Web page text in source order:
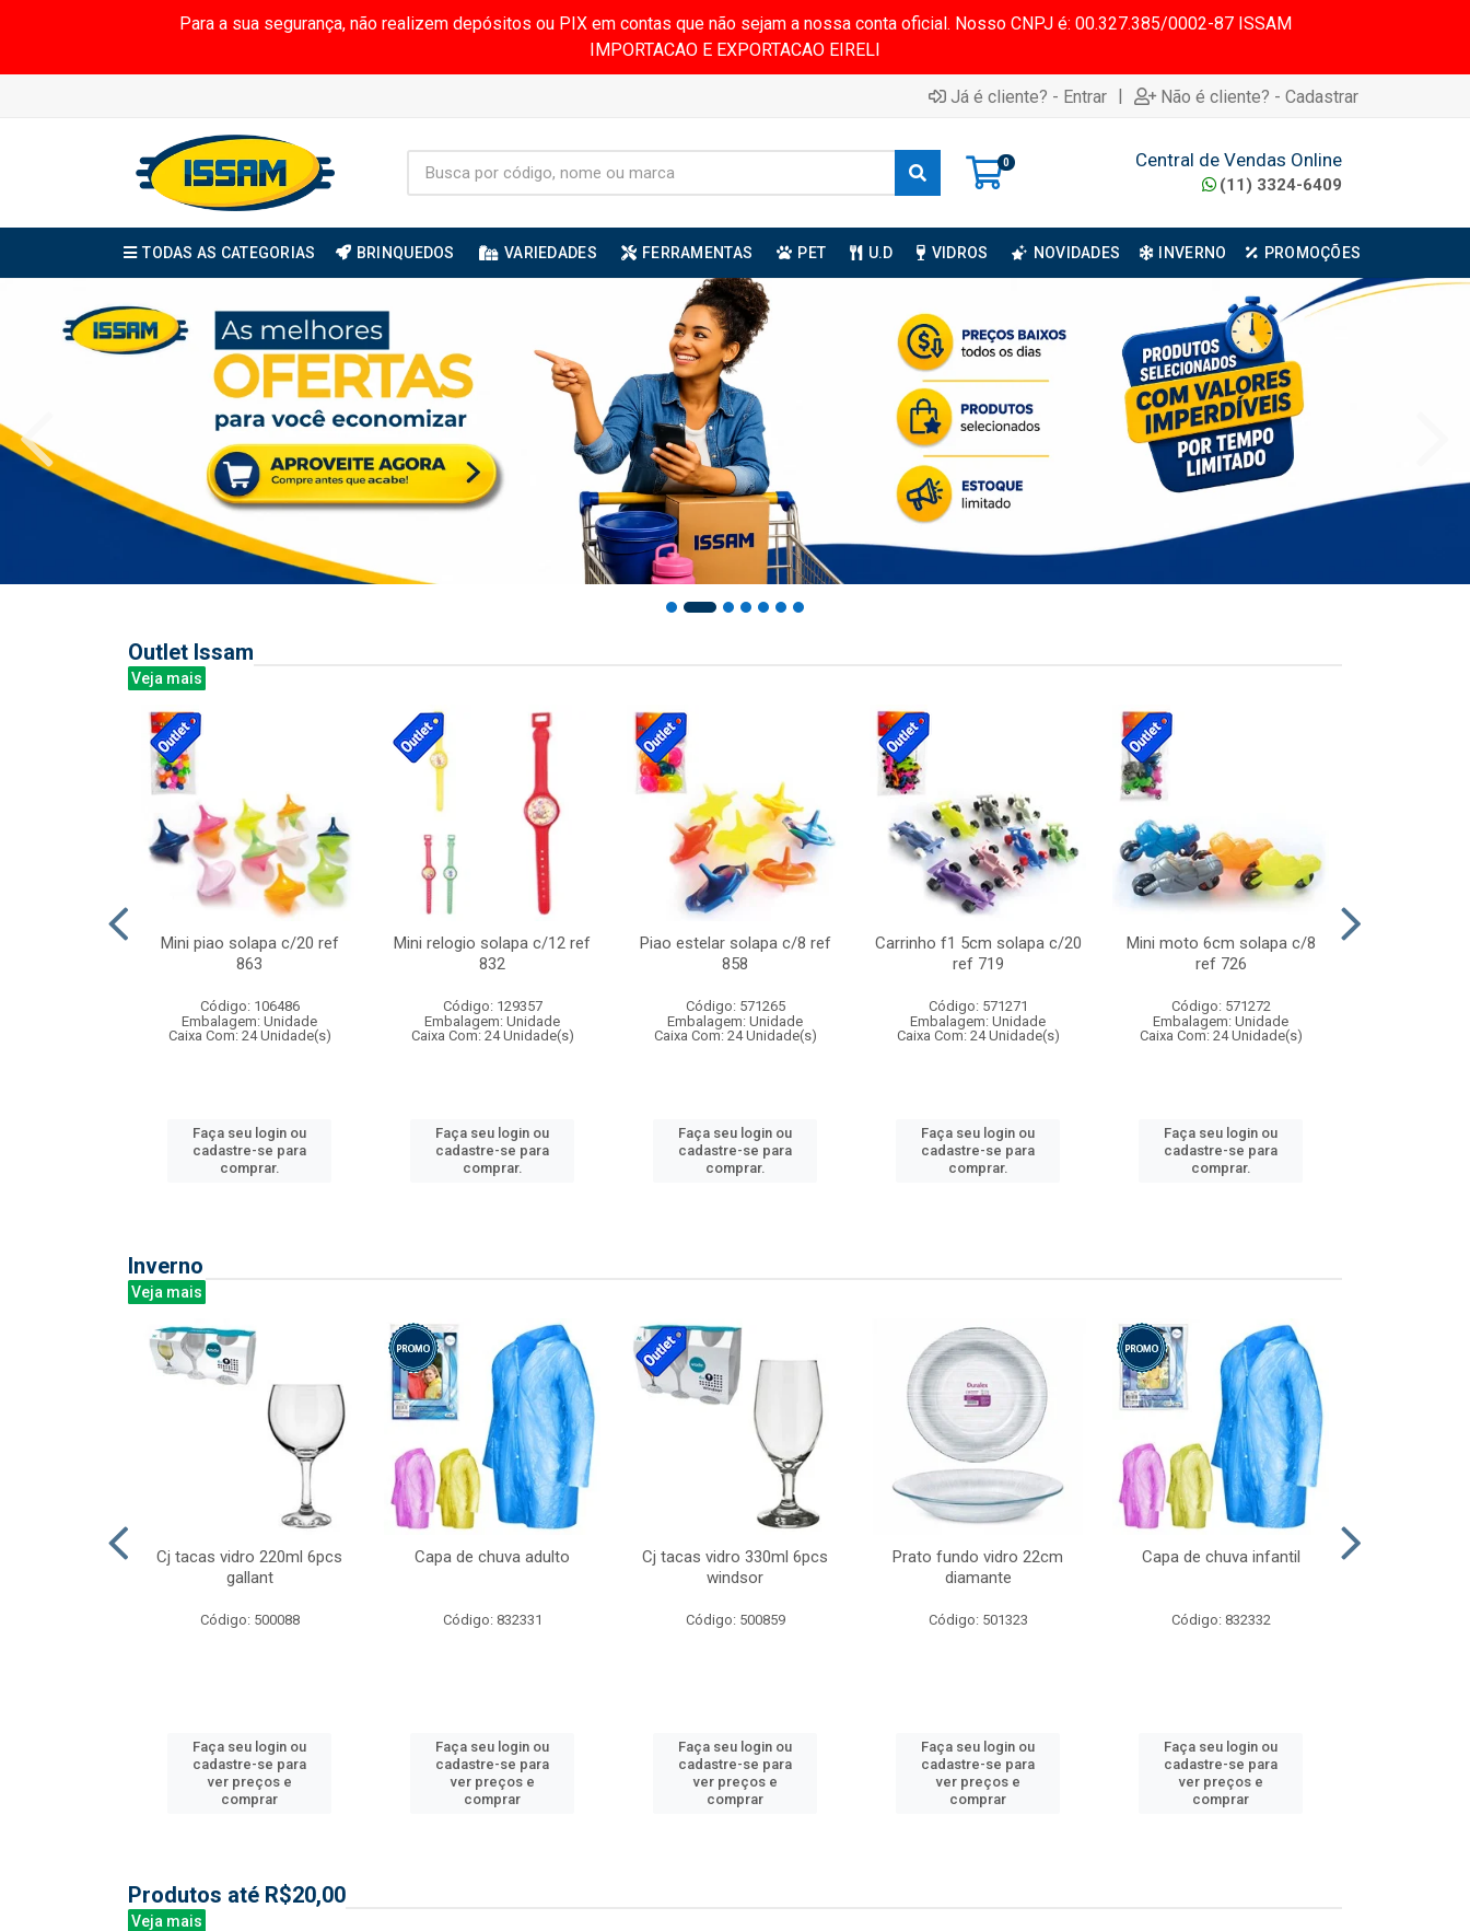
Para a sua segurança, não realizem depósitos ou PIX em contas que não sejam a nossa conta oficial. Nosso CNPJ é: 00.327.385/0002-87 ISSAM
IMPORTACAO E EXPORTACAO EIRELI
Já é cliente? - Entrar | Não é cliente? - Cadastrar
0 Central de Vendas Online
(11) 3324-6409
TODAS AS CATEGORIAS BRINQUEDOS VARIEDADES FERRAMENTAS PET U.D VIDROS NOVIDADES INVERNO PROMOÇÕES
Outlet Issam
Veja mais
Mini piao solapa c/20 ref
863
Código: 106486
Embalagem: Unidade
Caixa Com: 24 Unidade(s)
Faça seu login ou
cadastre-se para
comprar.
Mini relogio solapa c/12 ref
832
Código: 129357
Embalagem: Unidade
Caixa Com: 24 Unidade(s)
Faça seu login ou
cadastre-se para
comprar.
Piao estelar solapa c/8 ref
858
Código: 571265
Embalagem: Unidade
Caixa Com: 24 Unidade(s)
Faça seu login ou
cadastre-se para
comprar.
Carrinho f1 5cm solapa c/20
ref 719
Código: 571271
Embalagem: Unidade
Caixa Com: 24 Unidade(s)
Faça seu login ou
cadastre-se para
comprar.
Mini moto 6cm solapa c/8
ref 726
Código: 571272
Embalagem: Unidade
Caixa Com: 24 Unidade(s)
Faça seu login ou
cadastre-se para
comprar.
Inverno
Veja mais
Cj tacas vidro 220ml 6pcs
gallant
Código: 500088
Faça seu login ou
cadastre-se para
ver preços e
comprar
Capa de chuva adulto
Código: 832331
Faça seu login ou
cadastre-se para
ver preços e
comprar
Cj tacas vidro 330ml 6pcs
windsor
Código: 500859
Faça seu login ou
cadastre-se para
ver preços e
comprar
Prato fundo vidro 22cm
diamante
Código: 501323
Faça seu login ou
cadastre-se para
ver preços e
comprar
Capa de chuva infantil
Código: 832332
Faça seu login ou
cadastre-se para
ver preços e
comprar
Produtos até R$20,00
Veja mais